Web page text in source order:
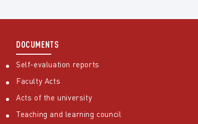
DOCUMENTS
Self-evaluation reports
Faculty Acts
Acts of the university
Teaching and learning council